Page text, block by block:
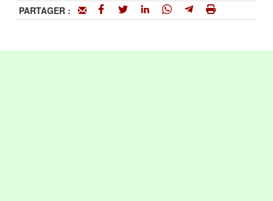
PARTAGER :